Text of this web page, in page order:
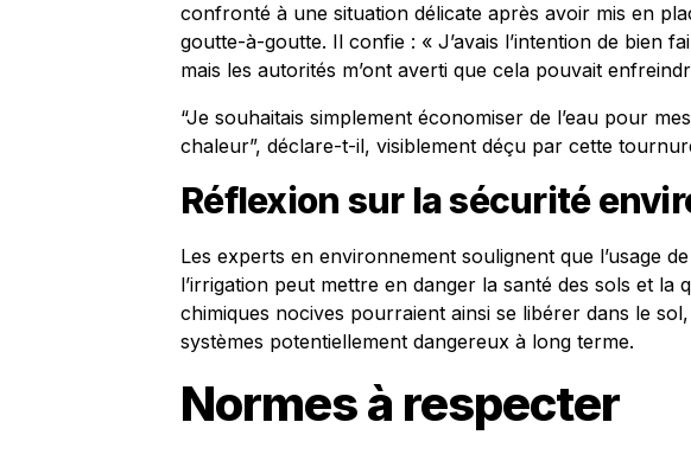
confronté à une situation délicate après avoir mis en
goutte-à-goutte. Il confie : « J’avais l’intention de bien
mais les autorités m’ont averti que cela pouvait
“Je souhaitais simplement économiser de l’eau pour
chaleur”, déclare-t-il, visiblement déçu par cette
Réflexion sur la sécurité
Les experts en environnement soulignent que l’usage
l’irrigation peut mettre en danger la santé des sols et la
chimiques nocives pourraient ainsi se libérer dans le
systèmes potentiellement dangereux à long terme.
Normes à respecter